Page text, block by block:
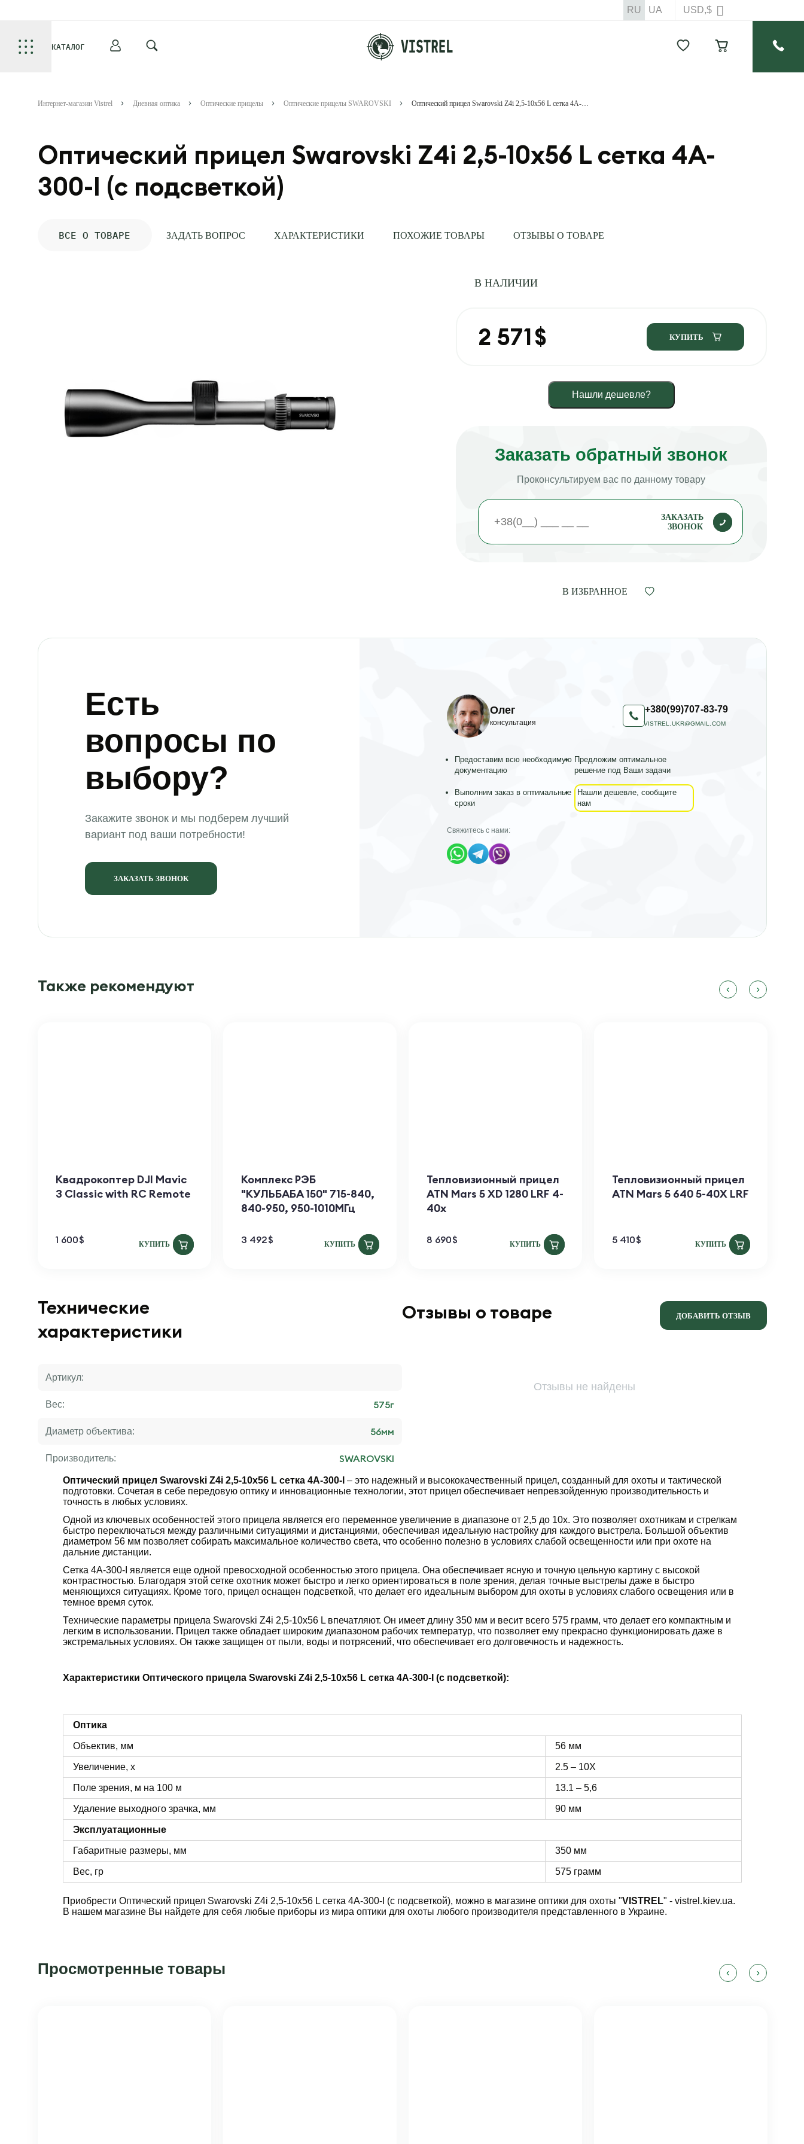
USD,$
RU UA
КАТАЛОГ
Интернет-магазин Vistrel Дневная оптика Оптические прицелы Оптические прицелы SWAROVSKI Оптический прицел Swarovski Z4i 2,5-10х56 L сетка 4A-300-I (с подсветкой)
Оптический прицел Swarovski Z4i 2,5-10х56 L сетка 4A-
300-I (с подсветкой)
ВСЕ О ТОВАРЕ ЗАДАТЬ ВОПРОС ХАРАКТЕРИСТИКИ ПОХОЖИЕ ТОВАРЫ ОТЗЫВЫ О ТОВАРЕ
В НАЛИЧИИ
2 571$ КУПИТЬ
Нашли дешевле?
Заказать обратный звонок
Проконсультируем вас по данному товару
ЗАКАЗАТЬ
ЗВОНОК
В ИЗБРАННОЕ
Есть
вопросы по
выбору?
Закажите звонок и мы подберем лучший
вариант под ваши потребности!
ЗАКАЗАТЬ ЗВОНОК
Олег
консультация
+380(99)707-83-79
VISTREL.UKR@GMAIL.COM
Предоставим всю необходимую
документацию
Предложим оптимальное
решение под Ваши задачи
Выполним заказ в оптимальные
сроки
Нашли дешевле, сообщите
нам
Свяжитесь с нами:
Также рекомендуют
Квадрокоптер DJI Mavic
3 Classic with RC Remote
1 600$ КУПИТЬ
Комплекс РЭБ
"КУЛЬБАБА 150" 715-840,
840-950, 950-1010МГц
3 492$ КУПИТЬ
Тепловизионный прицел
ATN Mars 5 XD 1280 LRF 4-
40x
8 690$ КУПИТЬ
​Тепловизионный прицел
ATN Mars 5 640 5-40X LRF
5 410$ КУПИТЬ
Технические
характеристики
Артикул:
Вес: 575г
Диаметр объектива: 56мм
Производитель: SWAROVSKI
Отзывы о товаре ДОБАВИТЬ ОТЗЫВ
Отзывы не найдены
Оптический прицел Swarovski Z4i 2,5-10х56 L сетка 4A-300-I – это надежный и высококачественный прицел, созданный для охоты и тактической
подготовки. Сочетая в себе передовую оптику и инновационные технологии, этот прицел обеспечивает непревзойденную производительность и
точность в любых условиях.
Одной из ключевых особенностей этого прицела является его переменное увеличение в диапазоне от 2,5 до 10х. Это позволяет охотникам и стрелкам
быстро переключаться между различными ситуациями и дистанциями, обеспечивая идеальную настройку для каждого выстрела. Большой объектив
диаметром 56 мм позволяет собирать максимальное количество света, что особенно полезно в условиях слабой освещенности или при охоте на
дальние дистанции.
Сетка 4A-300-I является еще одной превосходной особенностью этого прицела. Она обеспечивает ясную и точную цельную картину с высокой
контрастностью. Благодаря этой сетке охотник может быстро и легко ориентироваться в поле зрения, делая точные выстрелы даже в быстро
меняющихся ситуациях. Кроме того, прицел оснащен подсветкой, что делает его идеальным выбором для охоты в условиях слабого освещения или в
темное время суток.
Технические параметры прицела Swarovski Z4i 2,5-10х56 L впечатляют. Он имеет длину 350 мм и весит всего 575 грамм, что делает его компактным и
легким в использовании. Прицел также обладает широким диапазоном рабочих температур, что позволяет ему прекрасно функционировать даже в
экстремальных условиях. Он также защищен от пыли, воды и потрясений, что обеспечивает его долговечность и надежность.
Характеристики Оптического прицела Swarovski Z4i 2,5-10х56 L сетка 4A-300-I (с подсветкой):
Оптика
Объектив, мм 56 мм
Увеличение, х 2.5 – 10X
Поле зрения, м на 100 м 13.1 – 5,6
Удаление выходного зрачка, мм 90 мм
Эксплуатационные
Габаритные размеры, мм 350 мм
Вес, гр 575 грамм
Приобрести Оптический прицел Swarovski Z4i 2,5-10х56 L сетка 4A-300-I (с подсветкой), можно в магазине оптики для охоты "VISTREL" - vistrel.kiev.ua.
В нашем магазине Вы найдете для себя любые приборы из мира оптики для охоты любого производителя представленного в Украине.
Просмотренные товары